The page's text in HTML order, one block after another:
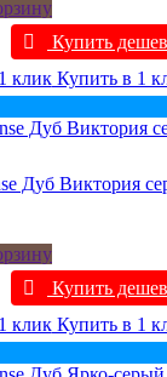
Купить
Купить в 1
Дуб Виктория
Купить
Купить в 1